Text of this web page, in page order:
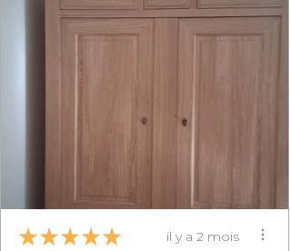
transport.
Générales de Vente,
★ ★ ★ ★ ★ il y a 2 mois